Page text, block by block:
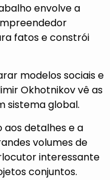
envolve a
fatos e constrói
modelos sociais e
Okhotnikov vê as
sistema global.
aos detalhes e a
volumes de
interessante
conjuntos.